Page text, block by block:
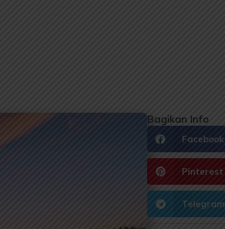
Bagikan Info
Facebook
Pinterest
Telegram